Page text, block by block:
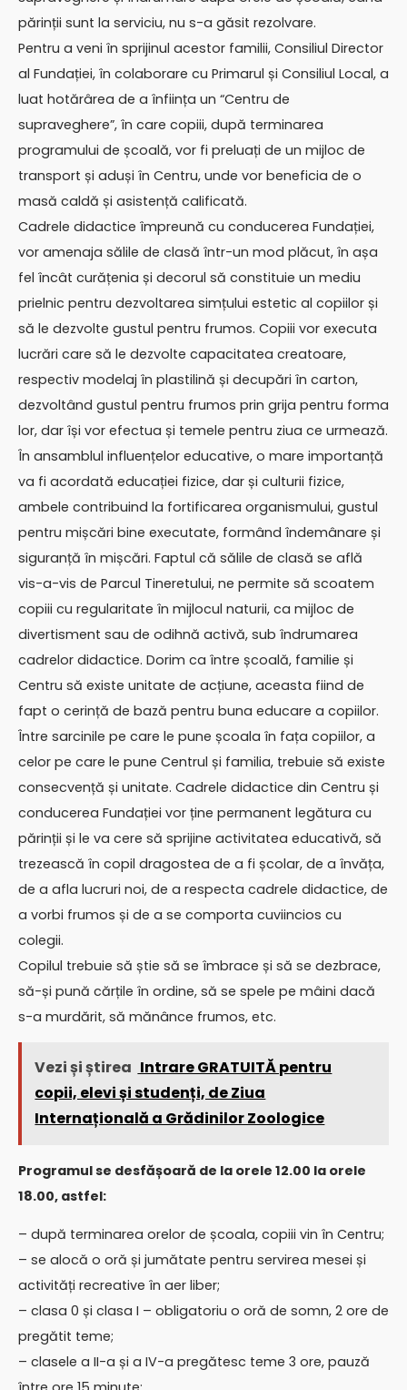
părinții sunt la serviciu, nu s-a găsit rezolvare.
Pentru a veni în sprijinul acestor familii, Consiliul Director
al Fundației, în colaborare cu Primarul și Consiliul Local, a
luat hotărârea de a înființa un “Centru de
supraveghere”, în care copiii, după terminarea
programului de școală, vor fi preluați de un mijloc de
transport și aduși în Centru, unde vor beneficia de o
masă caldă și asistență calificată.
Cadrele didactice împreună cu conducerea Fundației,
vor amenaja sălile de clasă într-un mod plăcut, în așa
fel încât curățenia și decorul să constituie un mediu
prielnic pentru dezvoltarea simțului estetic al copiilor și
să le dezvolte gustul pentru frumos. Copiii vor executa
lucrări care să le dezvolte capacitatea creatoare,
respectiv modelaj în plastilină și decupări în carton,
dezvoltând gustul pentru frumos prin grija pentru forma
lor, dar își vor efectua și temele pentru ziua ce urmează.
În ansamblul influențelor educative, o mare importanță
va fi acordată educației fizice, dar și culturii fizice,
ambele contribuind la fortificarea organismului, gustul
pentru mișcări bine executate, formând îndemânare și
siguranță în mișcări. Faptul că sălile de clasă se află
vis-a-vis de Parcul Tineretului, ne permite să scoatem
copiii cu regularitate în mijlocul naturii, ca mijloc de
divertisment sau de odihnă activă, sub îndrumarea
cadrelor didactice. Dorim ca între școală, familie și
Centru să existe unitate de acțiune, aceasta fiind de
fapt o cerință de bază pentru buna educare a copiilor.
Între sarcinile pe care le pune școala în fața copiilor, a
celor pe care le pune Centrul și familia, trebuie să existe
consecvență și unitate. Cadrele didactice din Centru și
conducerea Fundației vor ține permanent legătura cu
părinții și le va cere să sprijine activitatea educativă, să
trezească în copil dragostea de a fi școlar, de a învăța,
de a afla lucruri noi, de a respecta cadrele didactice, de
a vorbi frumos și de a se comporta cuviincios cu
colegii.
Copilul trebuie să știe să se îmbrace și să se dezbrace,
să-și pună cărțile în ordine, să se spele pe mâini dacă
s-a murdărit, să mănânce frumos, etc.
Vezi și știrea Intrare GRATUITĂ pentru
copii, elevi și studenți, de Ziua
Internațională a Grădinilor Zoologice
Programul se desfășoară de la orele 12.00 la orele
18.00, astfel:
– după terminarea orelor de școala, copiii vin în Centru;
– se alocă o oră și jumătate pentru servirea mesei și
activități recreative în aer liber;
– clasa 0 și clasa I – obligatoriu o oră de somn, 2 ore de
pregătit teme;
– clasele a II-a și a IV-a pregătesc teme 3 ore, pauză